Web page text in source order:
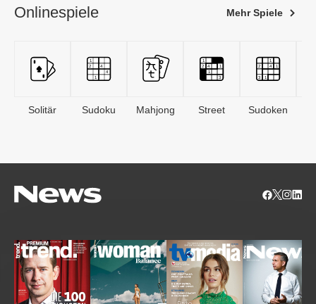
Onlinespiele Mehr Spiele
Solitär Sudoku Mahjong Street Sudoken